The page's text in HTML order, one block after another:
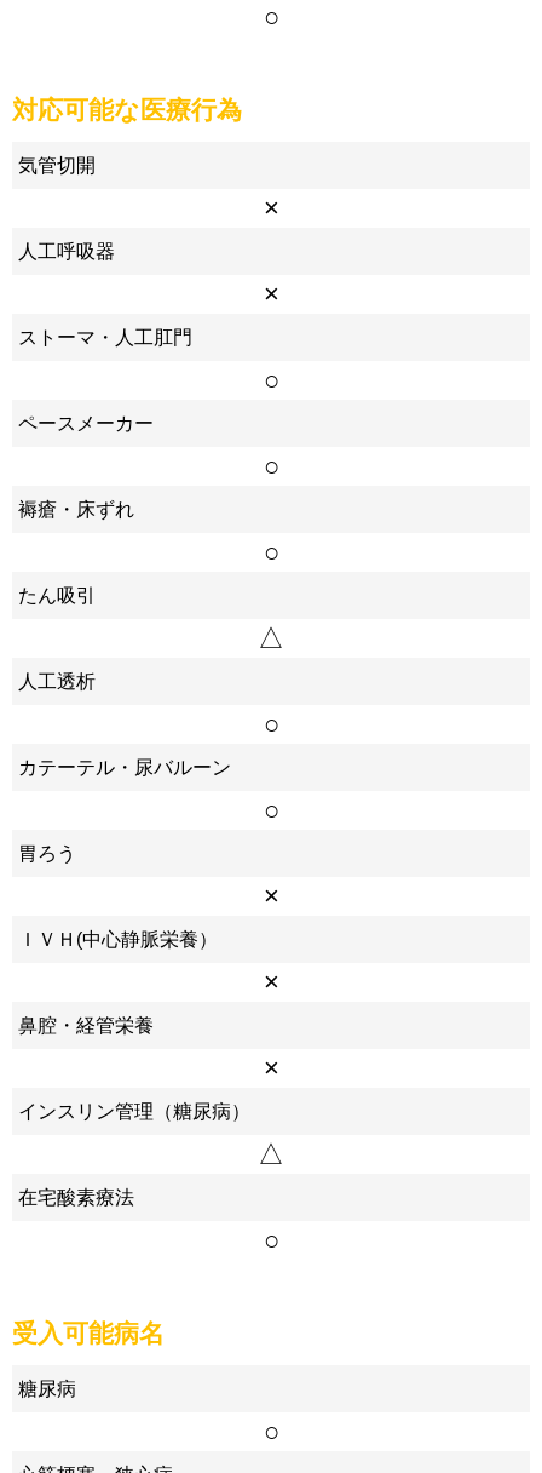
○
対応可能な医療行為
気管切開
×
人工呼吸器
×
ストーマ・人工肛門
○
ペースメーカー
○
褥瘡・床ずれ
○
たん吸引
△
人工透析
○
カテーテル・尿バルーン
○
胃ろう
×
ＩＶＨ(中心静脈栄養）
×
鼻腔・経管栄養
×
インスリン管理（糖尿病）
△
在宅酸素療法
○
受入可能病名
糖尿病
○